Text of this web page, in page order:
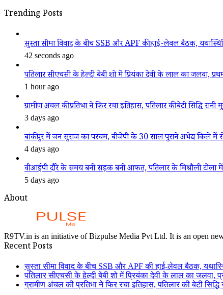
Trending Posts
सुस्ता सीमा विवाद के बीच SSB और APF की हाई-लेवल बैठक,
42 seconds ago
पतिलार सीएचसी के हेल्दी बेबी शो में प्रियंका देवी के लाल का जलवा,
1 hour ago
ग्रामीण अंचल की प्रतिभा ने फिर रचा इतिहास, पतिलार की बेटी सिद्धि
3 days ago
बांकीपुर में जन सुराज का परचम, बीजेपी के 30 साल पुराने अभेद्य किले में
4 days ago
वीआईपी दौरे के समय बनी सड़क बनी आफत, पतिलार के मिश्रौली टोला में
5 days ago
About
R9TV.in is an initiative of Bizpulse Media Pvt Ltd. It is an open
Recent Posts
सुस्ता सीमा विवाद के बीच SSB और APF की हाई-लेवल बैठक,
पतिलार सीएचसी के हेल्दी बेबी शो में प्रियंका देवी के लाल का जलवा,
ग्रामीण अंचल की प्रतिभा ने फिर रचा इतिहास, पतिलार की बेटी